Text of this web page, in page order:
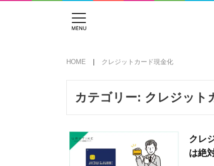
HOME クレジットカード現金化
カテゴリー: クレジット
クレ
は絶